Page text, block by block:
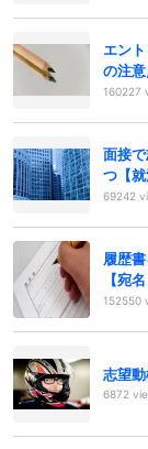
エン
の注
160227
面接
つ【就
69242
履歴
【宛
152550
志望
6872